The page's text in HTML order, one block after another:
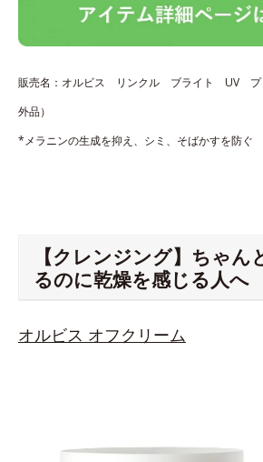
販売名：オルビス リンクル ブライト UV プ
外品）
*メラニンの生成を抑え、シミ、そばかすを防ぐ
【クレンジング】ちゃん
るのに乾燥を感じる人へ
オルビス オフクリーム